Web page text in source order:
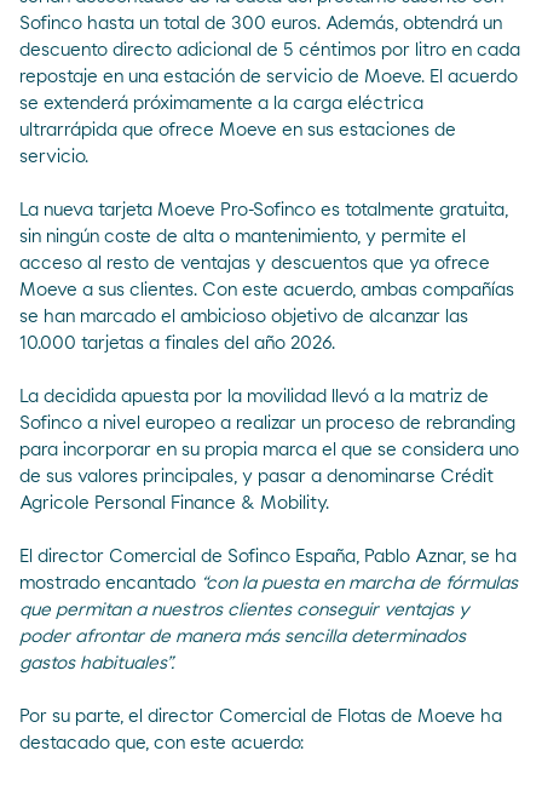
Sofinco hasta un total de 300 euros. Además, obtendrá un
descuento directo adicional de 5 céntimos por litro en cada
repostaje en una estación de servicio de Moeve. El acuerdo
se extenderá próximamente a la carga eléctrica
ultrarrápida que ofrece Moeve en sus estaciones de
servicio.
La nueva tarjeta Moeve Pro-Sofinco es totalmente gratuita,
sin ningún coste de alta o mantenimiento, y permite el
acceso al resto de ventajas y descuentos que ya ofrece
Moeve a sus clientes. Con este acuerdo, ambas compañías
se han marcado el ambicioso objetivo de alcanzar las
10.000 tarjetas a finales del año 2026.
La decidida apuesta por la movilidad llevó a la matriz de
Sofinco a nivel europeo a realizar un proceso de rebranding
para incorporar en su propia marca el que se considera uno
de sus valores principales, y pasar a denominarse Crédit
Agricole Personal Finance & Mobility.
El director Comercial de Sofinco España, Pablo Aznar, se ha
mostrado encantado “con la puesta en marcha de fórmulas
que permitan a nuestros clientes conseguir ventajas y
poder afrontar de manera más sencilla determinados
gastos habituales”.
Por su parte, el director Comercial de Flotas de Moeve ha
destacado que, con este acuerdo: